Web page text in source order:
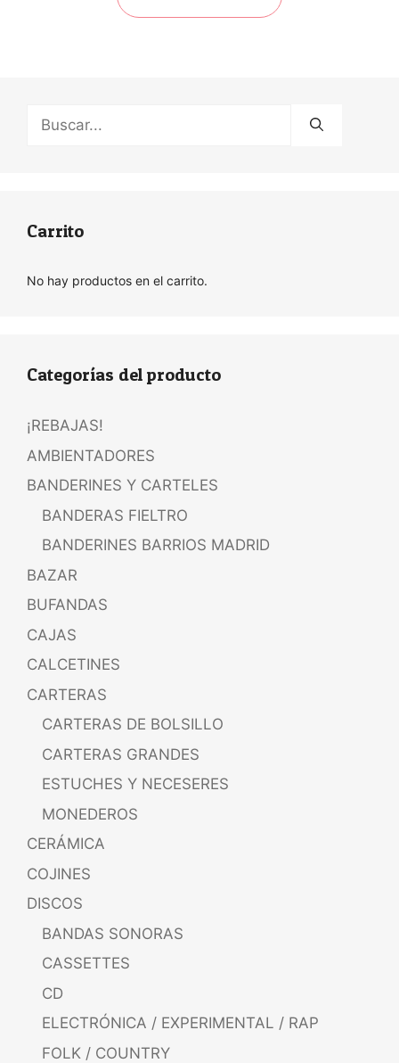
Buscar:
Carrito
No hay productos en el carrito.
Categorías del producto
¡REBAJAS!
AMBIENTADORES
BANDERINES Y CARTELES
BANDERAS FIELTRO
BANDERINES BARRIOS MADRID
BAZAR
BUFANDAS
CAJAS
CALCETINES
CARTERAS
CARTERAS DE BOLSILLO
CARTERAS GRANDES
ESTUCHES Y NECESERES
MONEDEROS
CERÁMICA
COJINES
DISCOS
BANDAS SONORAS
CASSETTES
CD
ELECTRÓNICA / EXPERIMENTAL / RAP
FOLK / COUNTRY